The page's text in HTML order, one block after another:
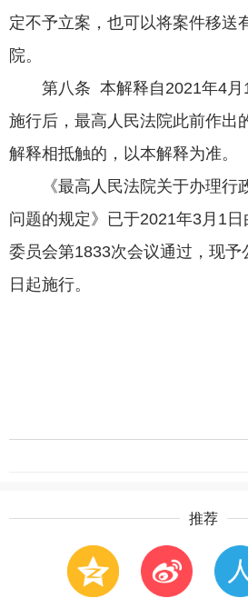
定不予立案，也可以将案件移送
院。
第八条 本解释自2021年4月1
施行后，最高人民法院此前作出
解释相抵触的，以本解释为准。
《最高人民法院关于办理行
问题的规定》已于2021年3月1日
委员会第1833次会议通过，现
日起施行。
推荐